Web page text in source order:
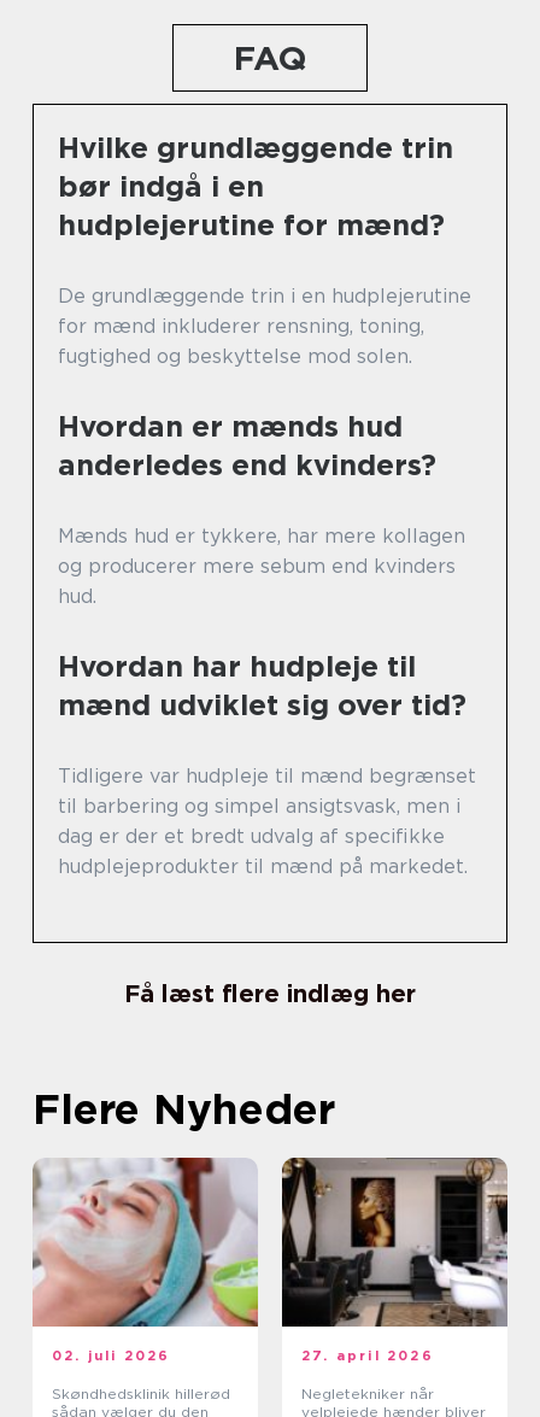
FAQ
Hvilke grundlæggende trin
bør indgå i en
hudplejerutine for mænd?
De grundlæggende trin i en hudplejerutine
for mænd inkluderer rensning, toning,
fugtighed og beskyttelse mod solen.
Hvordan er mænds hud
anderledes end kvinders?
Mænds hud er tykkere, har mere kollagen
og producerer mere sebum end kvinders
hud.
Hvordan har hudpleje til
mænd udviklet sig over tid?
Tidligere var hudpleje til mænd begrænset
til barbering og simpel ansigtsvask, men i
dag er der et bredt udvalg af specifikke
hudplejeprodukter til mænd på markedet.
Få læst flere indlæg her
Flere Nyheder
02. juli 2026
Skøndhedsklinik hillerød
sådan vælger du den
27. april 2026
Negletekniker når
velplejede hænder bliver